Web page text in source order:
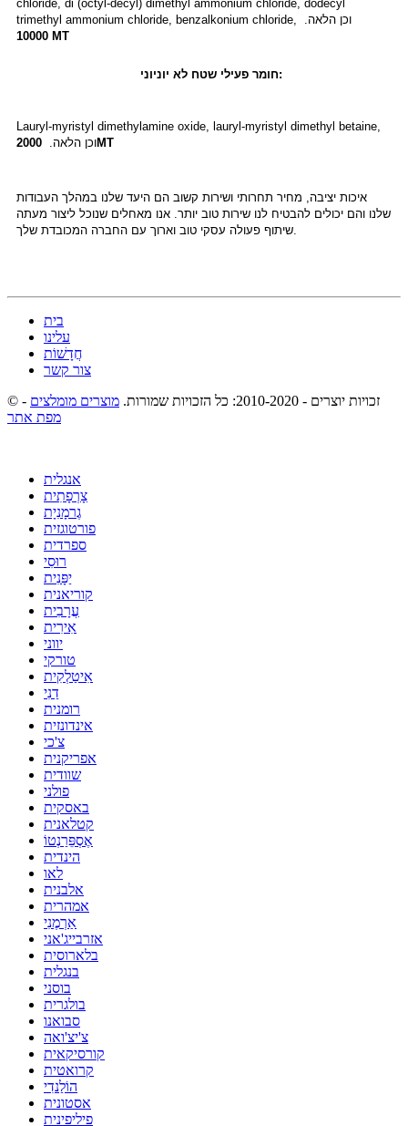
chloride, di (octyl-decyl) dimethyl ammonium chloride, dodecyl
trimethyl ammonium chloride, benzalkonium chloride, וכן הלאה.
10000MT
חומר פעילי שטח לא יוניוני:
Lauryl-myristyl dimethylamine oxide, lauryl-myristyl dimethyl betaine,
וכן הלאה.2000MT
איכות יציבה, מחיר תחרותי ושירות קשוב הם היעד שלנו במהלך העבודות
שלנו והם יכולים להבטיח לנו שירות טוב יותר. אנו מאחלים שנוכל ליצור מעתה
שיתוף פעולה עסקי טוב וארוך עם החברה המכובדת שלך.
בית
עלינו
חֲדָשׁוֹת
צור קשר
© זכויות יוצרים - 2010-2020: כל הזכויות שמורות.
מוצרים מומלצים -
מפת אתר
אנגלית
צָרְפָתִית
גֶרמָנִיָת
פורטוגזית
ספרדית
רוּסִי
יַפָּנִית
קוריאנית
עֲרָבִית
אִירִית
יווני
טורקי
אִיטַלְקִית
דַנִי
רומנית
אינדונזית
צ'כי
אפריקנית
שוודית
פולני
באסקית
קטלאנית
אֶסְפֵּרַנְטוֹ
הינדית
לאו
אלבנית
אמהרית
אַרְמֶנִי
אזרבייג'אני
בלארוסית
בנגלית
בוסני
בולגרית
סבואנו
צ'יצ'ואה
קורסיקאית
קרואטית
הוֹלַנדִי
אסטונית
פיליפינית